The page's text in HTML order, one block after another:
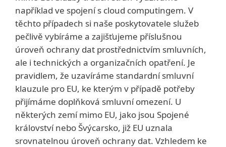
například ve spojení s cloud computingem. V
těchto případech si naše poskytovatele služeb
pečlivě vybíráme a zajišťujeme příslušnou
úroveň ochrany dat prostřednictvím smluvních,
ale i technických a organizačních opatření. Je
pravidlem, že uzavíráme standardní smluvní
klauzule pro EU, ke kterým v případě potřeby
přijímáme doplňková smluvní omezení. U
některých zemí mimo EU, jako jsou Spojené
království nebo Švýcarsko, již EU uznala
srovnatelnou úroveň ochrany dat. Vzhledem ke